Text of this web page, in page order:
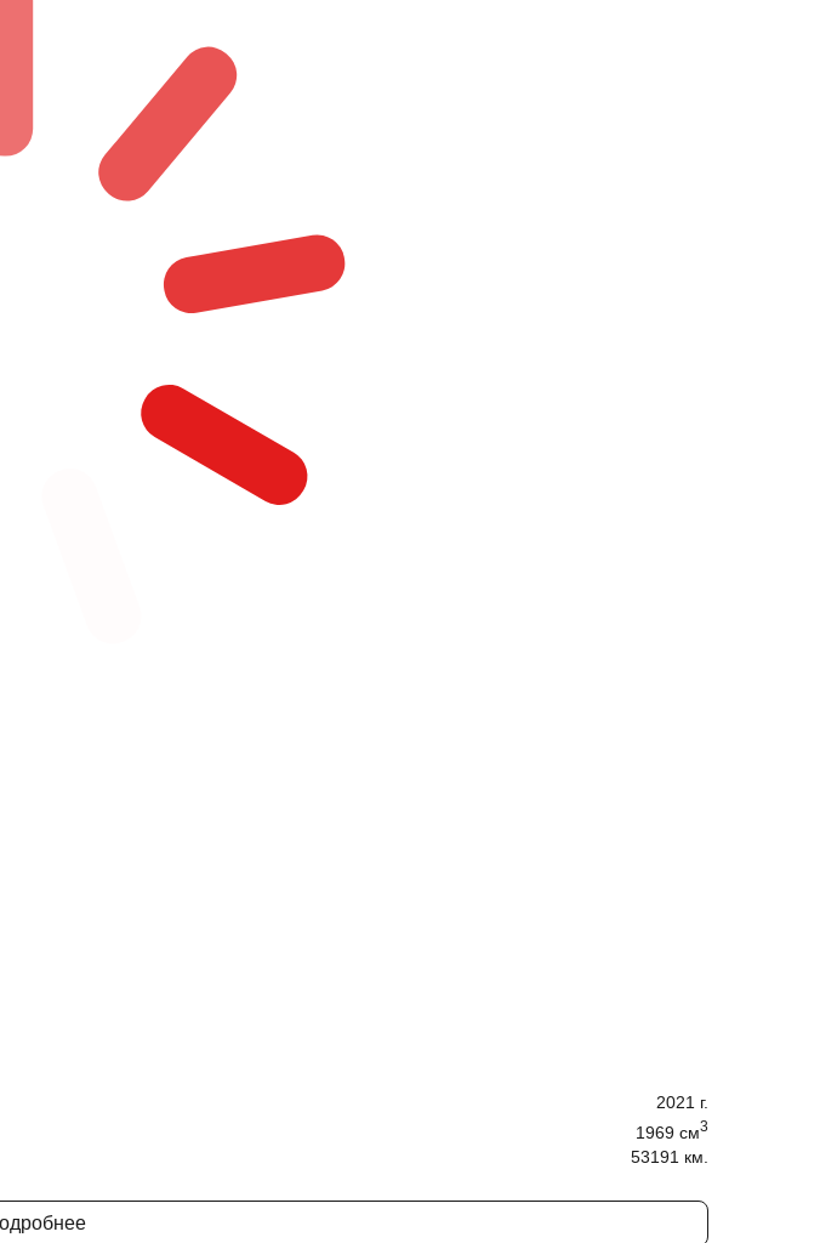
2021 г.
1969 cм3
53191 км.